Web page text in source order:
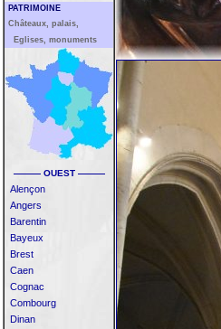
PATRIMOINE
Châteaux, palais,
Eglises, monuments
——— OUEST ———
Alençon
Angers
Barentin
Bayeux
Brest
Caen
Cognac
Combourg
Dinan